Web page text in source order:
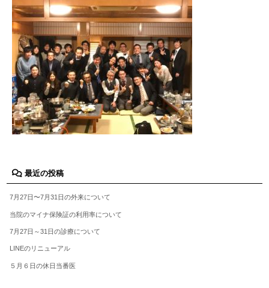
最近の投稿
7月27日〜7月31日の外来について
当院のマイナ保険証の利用率について
7月27日～31日の診療について
LINEのリニューアル
５月６日の休日当番医